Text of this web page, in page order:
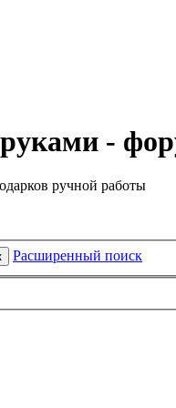
-
ручной работы
Расширенный поиск